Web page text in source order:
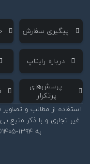
‌ پیگیری سفارش
‌ درباره رایتاپ
‌ پرسش‌های
پرتکرار
استفاده از مطالب و تصاویر
غیر تجاری و با ذکر منبع
به ۱۳۹۴-۱۴۰۵©